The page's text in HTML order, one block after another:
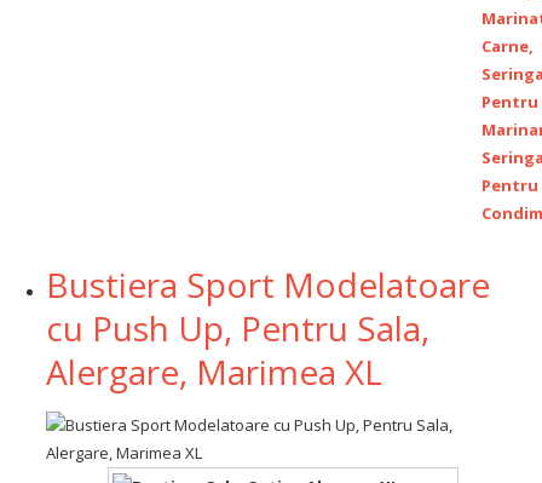
Bustiera Sport Modelatoare
cu Push Up, Pentru Sala,
Alergare, Marimea XL